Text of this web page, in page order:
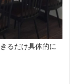
るだけ具体的に